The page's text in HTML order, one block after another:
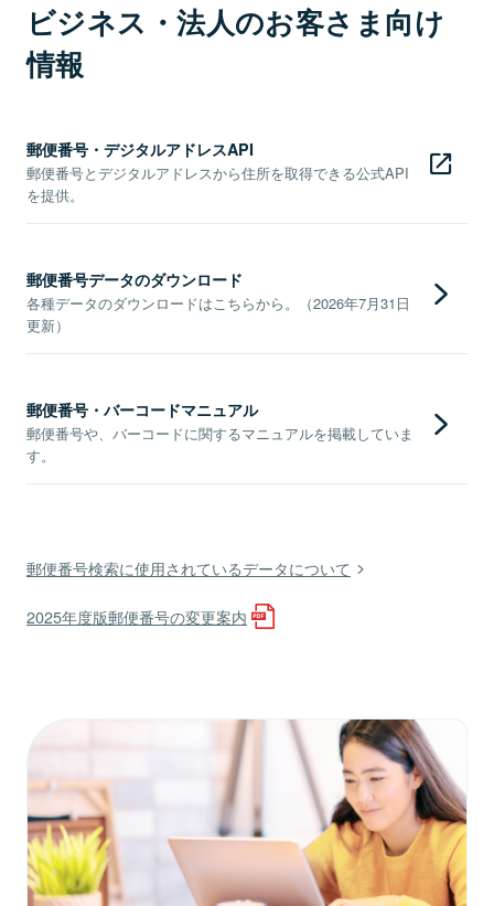
ビジネス・法人のお客さま向け
情報
郵便番号・デジタルアドレスAPI
郵便番号とデジタルアドレスから住所を取得できる公式API
を提供。
郵便番号データのダウンロード
各種データのダウンロードはこちらから。（2026年7月31日
更新）
郵便番号・バーコードマニュアル
郵便番号や、バーコードに関するマニュアルを掲載していま
す。
郵便番号検索に使用されているデータについて
2025年度版郵便番号の変更案内